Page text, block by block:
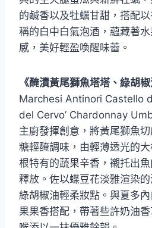
的鹹香以及牡蠣甘甜，搭配
稱的白中白氣泡酒，蘊藏著
感，美好輕盈喚醒味蕾。
《醃漬黃尾獅魚塔塔、綠胡
Marchesi Antinori Castello
del Cervo’ Chardonnay
主廚發揮創意，將黃尾獅魚
糖輕醃調味，由輕薄透光的
根特有的蔬果辛香，襯托出
釋放。佐以蝶豆花淡雅渲染
綠胡椒油輕柔妝點。與夏多
果果香搭配，帶著些許奶油